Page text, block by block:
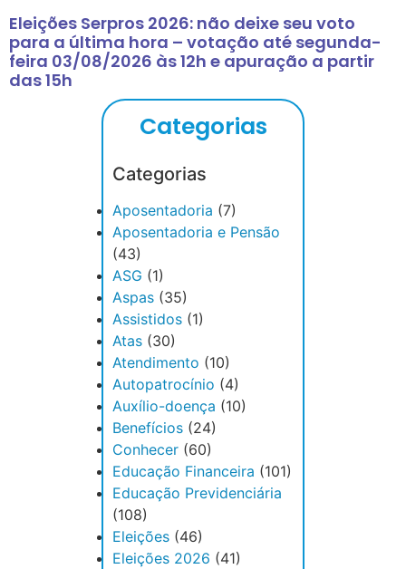
Eleições Serpros 2026: não deixe seu voto
para a última hora – votação até segunda-
feira 03/08/2026 às 12h e apuração a partir
das 15h
Categorias
Categorias
Aposentadoria (7)
Aposentadoria e Pensão
(43)
ASG (1)
Aspas (35)
Assistidos (1)
Atas (30)
Atendimento (10)
Autopatrocínio (4)
Auxílio-doença (10)
Benefícios (24)
Conhecer (60)
Educação Financeira (101)
Educação Previdenciária
(108)
Eleições (46)
Eleições 2026 (41)